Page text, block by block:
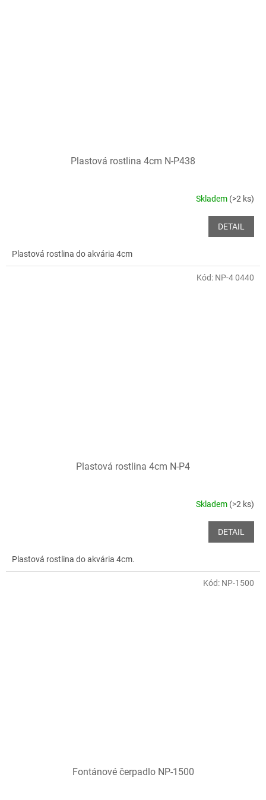
Plastová rostlina 4cm N-P438
Skladem (>2 ks)
DETAIL
Plastová rostlina do akvária 4cm
Plastová rostlina 4cm N-P4
Skladem (>2 ks)
DETAIL
Plastová rostlina do akvária 4cm.
Kód: NP-4 0440
Fontánové čerpadlo NP-1500
Kód: NP-1500